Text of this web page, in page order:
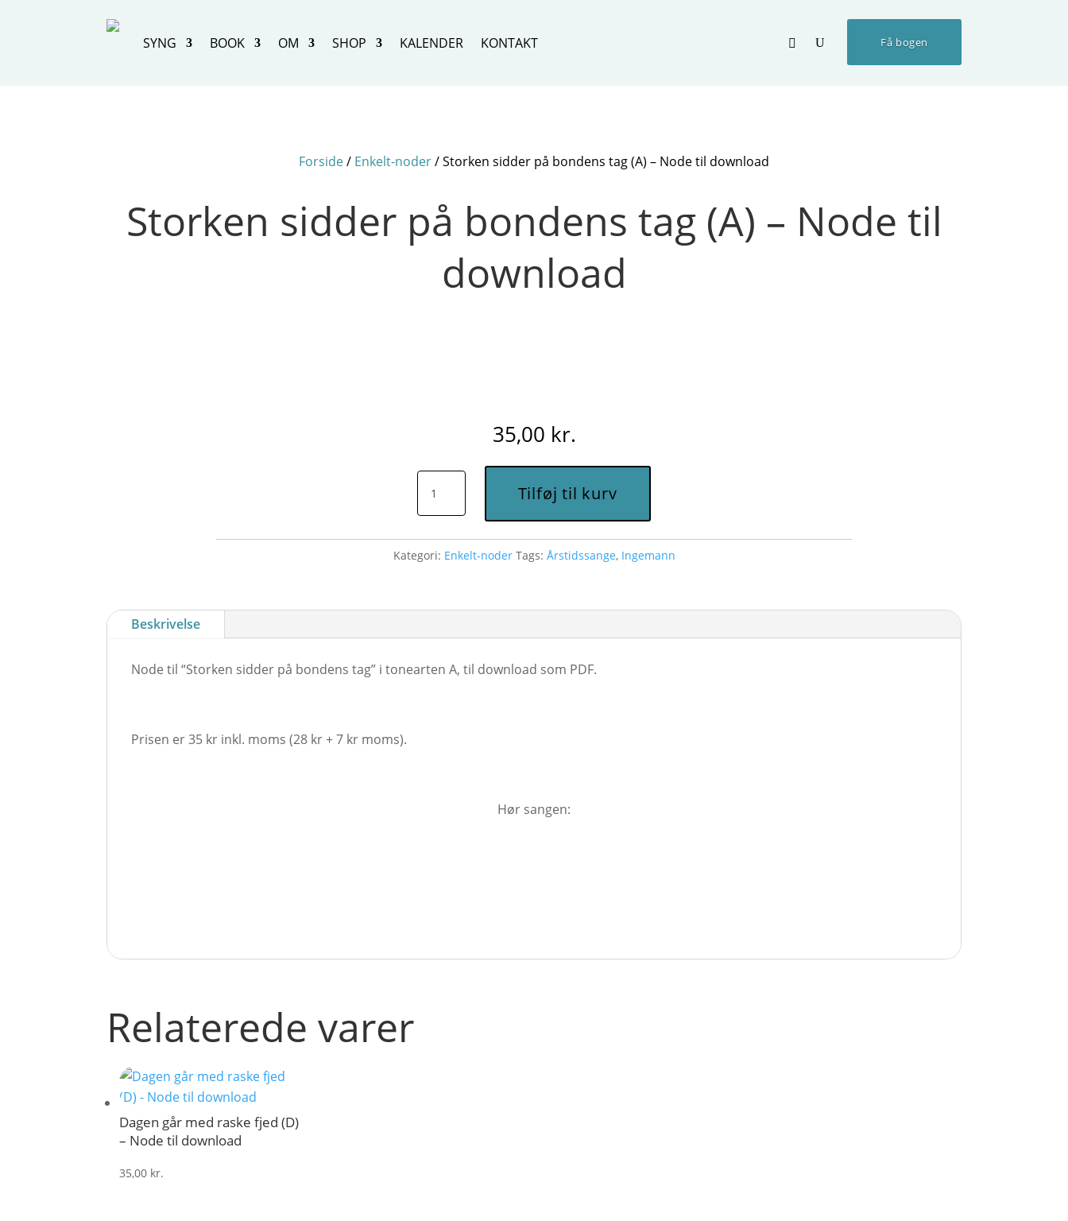
SYNG BOOK OM SHOP KALENDER KONTAKT Få bogen
Forside/ Enkelt-noder/ Storken sidder på bondens tag (A) – Node til download
Storken sidder på bondens tag (A) – Node til
download
35,00 kr.
sidder
bondens
-
Node
download
Tilføj til kurv
Kategori: Enkelt-noder Tags: Årstidssange, Ingemann
Beskrivelse
Node til “Storken sidder på bondens tag” i tonearten A, til download som PDF.
Prisen er 35 kr inkl. moms (28 kr + 7 kr moms).
Hør sangen:
Relaterede varer
Dagen går med raske fjed (D)
– Node til download
35,00 kr.